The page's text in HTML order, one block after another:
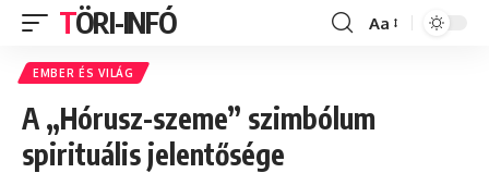
TÖRI-INFÓ
Font
Aa
EMBER ÉS VILÁG
A „Hórusz-szeme” szimbólum
spirituális jelentősége